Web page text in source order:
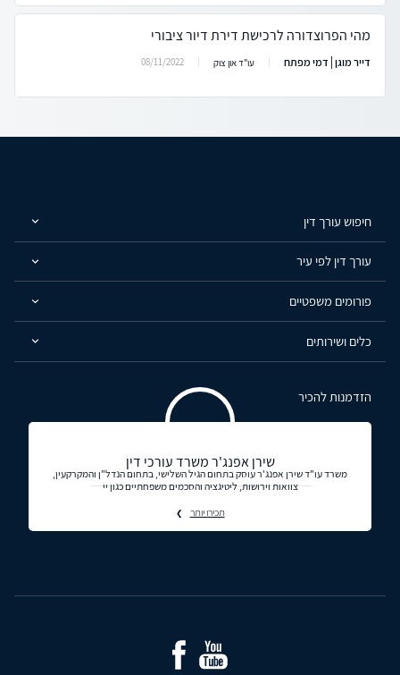
מהי הפרוצדורה לרכישת דירת דיור ציבורי
דייר מוגן | דמי מפתח עו"ד און צוק 08/11/2022
חיפוש עורך דין
עורך דין לפי עיר
פורומים משפטיים
כלים ושירותים
הזדמנות להכיר
שירן אפנג'ר משרד עורכי דין
משרד עו"ד שירן אפנג'ר עוסק בתחום הגיל השלישי, בתחום הנדל"ן והמקרקעין,
צוואות וירושות, ליטיגציה והסכמים משפחתיים כגון יי
תכירו יותר